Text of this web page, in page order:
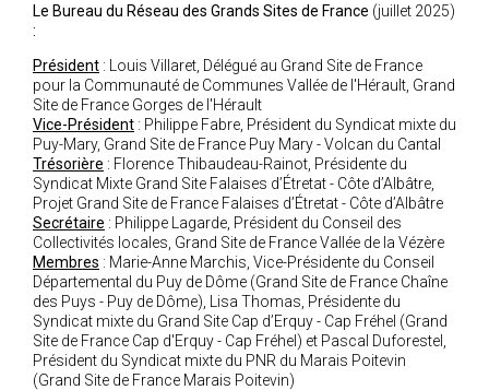
Le Bureau du Réseau des Grands Sites de France (juillet 2025)
:
Président : Louis Villaret, Délégué au Grand Site de France
pour la Communauté de Communes Vallée de l'Hérault, Grand
Site de France Gorges de l'Hérault
Vice-Président : Philippe Fabre, Président du Syndicat mixte du
Puy-Mary, Grand Site de France Puy Mary - Volcan du Cantal
Trésorière : Florence Thibaudeau-Rainot, Présidente du
Syndicat Mixte Grand Site Falaises d’Étretat - Côte d’Albâtre,
Projet Grand Site de France Falaises d’Étretat - Côte d’Albâtre
Secrétaire : Philippe Lagarde, Président du Conseil des
Collectivités locales, Grand Site de France Vallée de la Vézère
Membres : Marie-Anne Marchis, Vice-Présidente du Conseil
Départemental du Puy de Dôme (Grand Site de France Chaîne
des Puys - Puy de Dôme), Lisa Thomas, Présidente du
Syndicat mixte du Grand Site Cap d’Erquy - Cap Fréhel (Grand
Site de France Cap d'Erquy - Cap Fréhel) et Pascal Duforestel,
Président du Syndicat mixte du PNR du Marais Poitevin
(Grand Site de France Marais Poitevin)